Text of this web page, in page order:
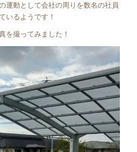
運動として会社の周りを数名の社員
いるようです！
を撮ってみました！